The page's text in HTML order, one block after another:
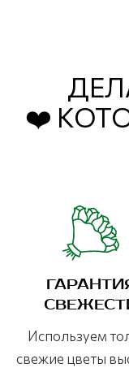
❤️
Используем
свежие цветы